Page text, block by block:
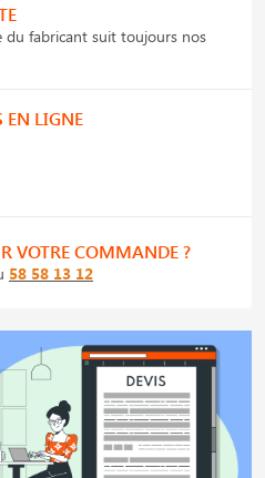
du fabricant suit toujours nos
EN LIGNE
VOTRE COMMANDE ?
58 58 13 12